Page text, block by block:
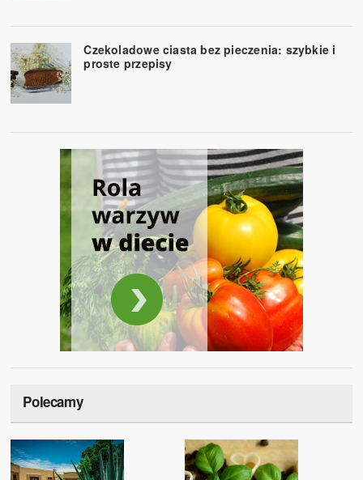
Czekoladowe ciasta bez pieczenia: szybkie i
proste przepisy
Polecamy